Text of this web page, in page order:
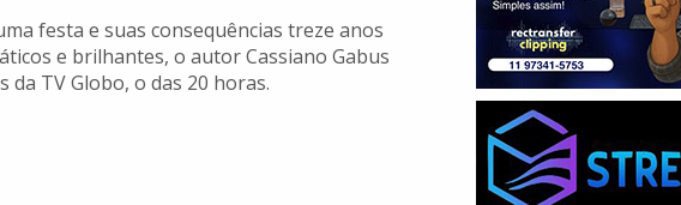
festa e suas consequências treze anos
e brilhantes, o autor Cassiano Gabus
TV Globo, o das 20 horas.